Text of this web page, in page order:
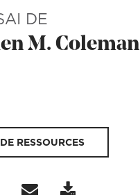
DE
M. Coleman
RESSOURCES